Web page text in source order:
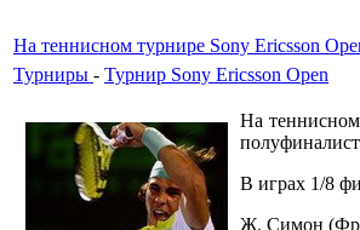
На теннисном турнире Sony Ericsson
Турниры - Турнир Sony Ericsson Open
На
В играх 1/8
Ж. Симон